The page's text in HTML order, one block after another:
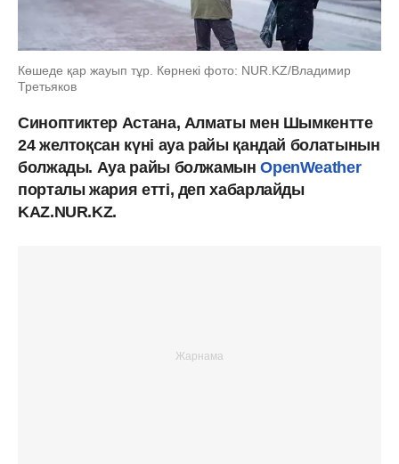
Көшеде қар жауып тұр. Көрнекі фото: NUR.KZ/Владимир
Третьяков
Синоптиктер Астана, Алматы мен Шымкентте
24 желтоқсан күні ауа райы қандай болатынын
болжады. Ауа райы болжамынOpenWeather
порталы жария етті, деп хабарлайды
KAZ.NUR.KZ.